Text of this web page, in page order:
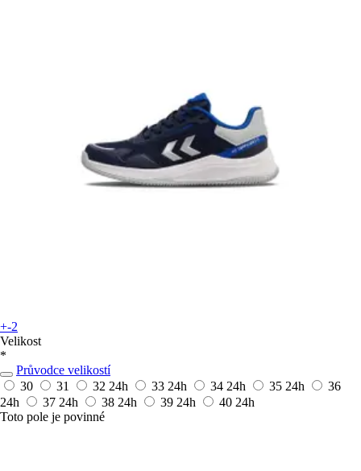
+-2
Velikost
*
Průvodce velikostí
30
31 32 24h 33 24h 34 24h 35 24h
36
24h
37 24h 38 24h 39 24h 40 24h
Toto pole je povinné